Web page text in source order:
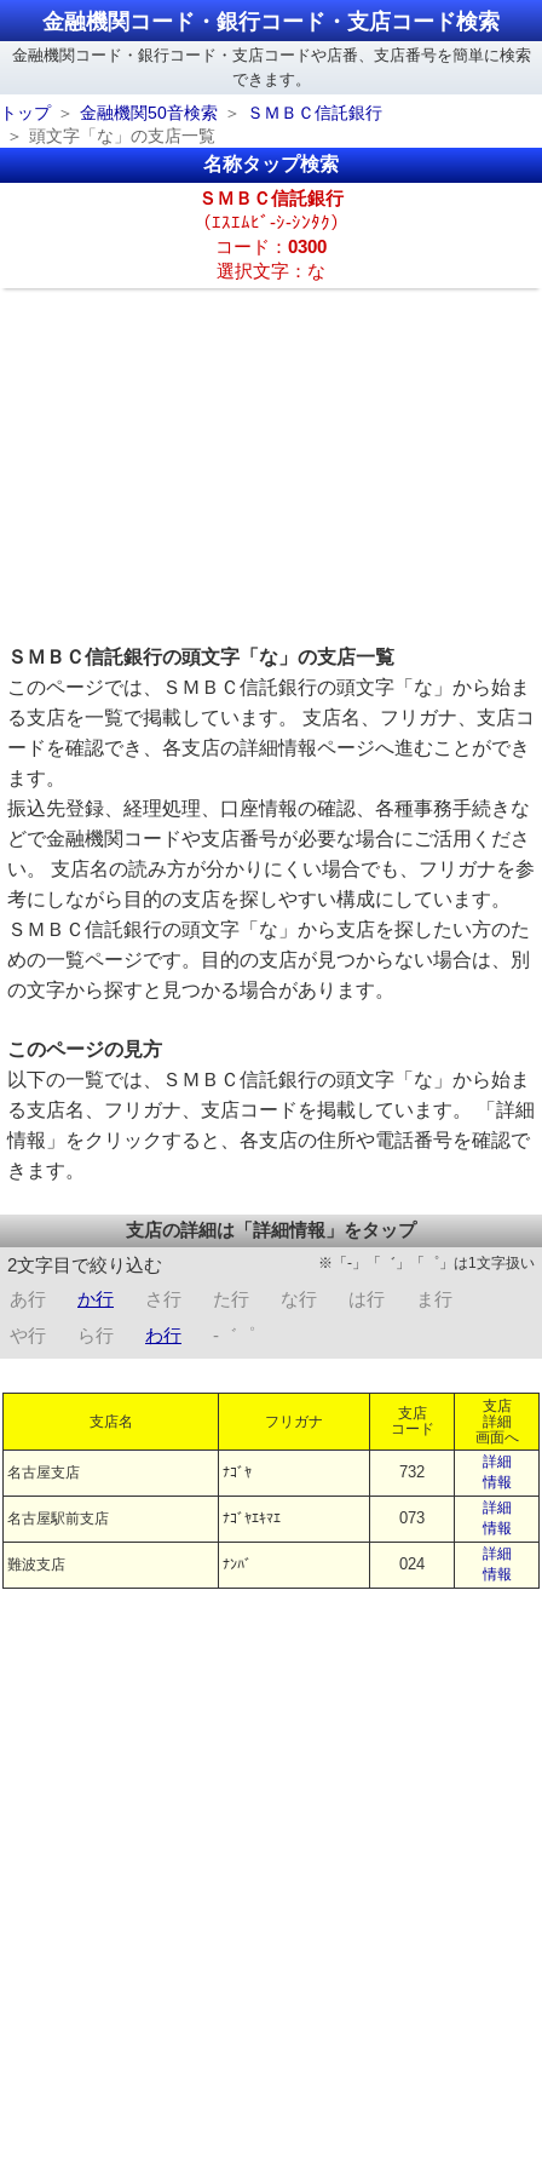
金融機関コード・銀行コード・支店コード検索
金融機関コード・銀行コード・支店コードや店番、支店番号を簡単に検索
できます。
トップ
金融機関50音検索
ＳＭＢＣ信託銀行
頭文字「な」の支店一覧
名称タップ検索
ＳＭＢＣ信託銀行
（ｴｽｴﾑﾋﾞ-ｼ-ｼﾝﾀｸ）
コード： 0300
選択文字：な
ＳＭＢＣ信託銀行の頭文字「な」の支店一覧
このページでは、ＳＭＢＣ信託銀行の頭文字「な」から始ま
る支店を一覧で掲載しています。 支店名、フリガナ、支店コ
ードを確認でき、各支店の詳細情報ページへ進むことができ
ます。
振込先登録、経理処理、口座情報の確認、各種事務手続きな
どで金融機関コードや支店番号が必要な場合にご活用くださ
い。 支店名の読み方が分かりにくい場合でも、フリガナを参
考にしながら目的の支店を探しやすい構成にしています。
ＳＭＢＣ信託銀行の頭文字「な」から支店を探したい方のた
めの一覧ページです。目的の支店が見つからない場合は、別
の文字から探すと見つかる場合があります。
このページの見方
以下の一覧では、ＳＭＢＣ信託銀行の頭文字「な」から始ま
る支店名、フリガナ、支店コードを掲載しています。 「詳細
情報」をクリックすると、各支店の住所や電話番号を確認で
きます。
支店の詳細は「詳細情報」をタップ
2文字目で絞り込む
※「-」「゛」「゜」は1文字扱い
あ行 か行 さ行 た行 な行 は行
ま行
や行
ら行 わ行 -゛゜
支店名 フリガナ
支店
コード
支店
詳細
画面へ
名古屋支店 ﾅｺﾞﾔ 732
詳細
情報
名古屋駅前支店 ﾅｺﾞﾔｴｷﾏｴ 073
詳細
情報
難波支店 ﾅﾝﾊﾞ 024
詳細
情報